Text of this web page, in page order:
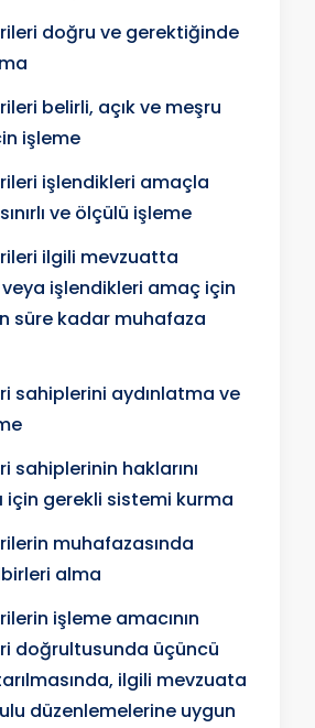
doğru ve gerektiğinde
belirli, açık ve meşru
işleme
işlendikleri amaçla
ve ölçülü işleme
ilgili mevzuatta
işlendikleri amaç için
süre kadar muhafaza
sahiplerini aydınlatma ve
sahiplerinin haklarını
için gerekli sistemi kurma
muhafazasında
alma
işleme amacının
doğrultusunda üçüncü
ilgili mevzuata
düzenlemelerine uygun